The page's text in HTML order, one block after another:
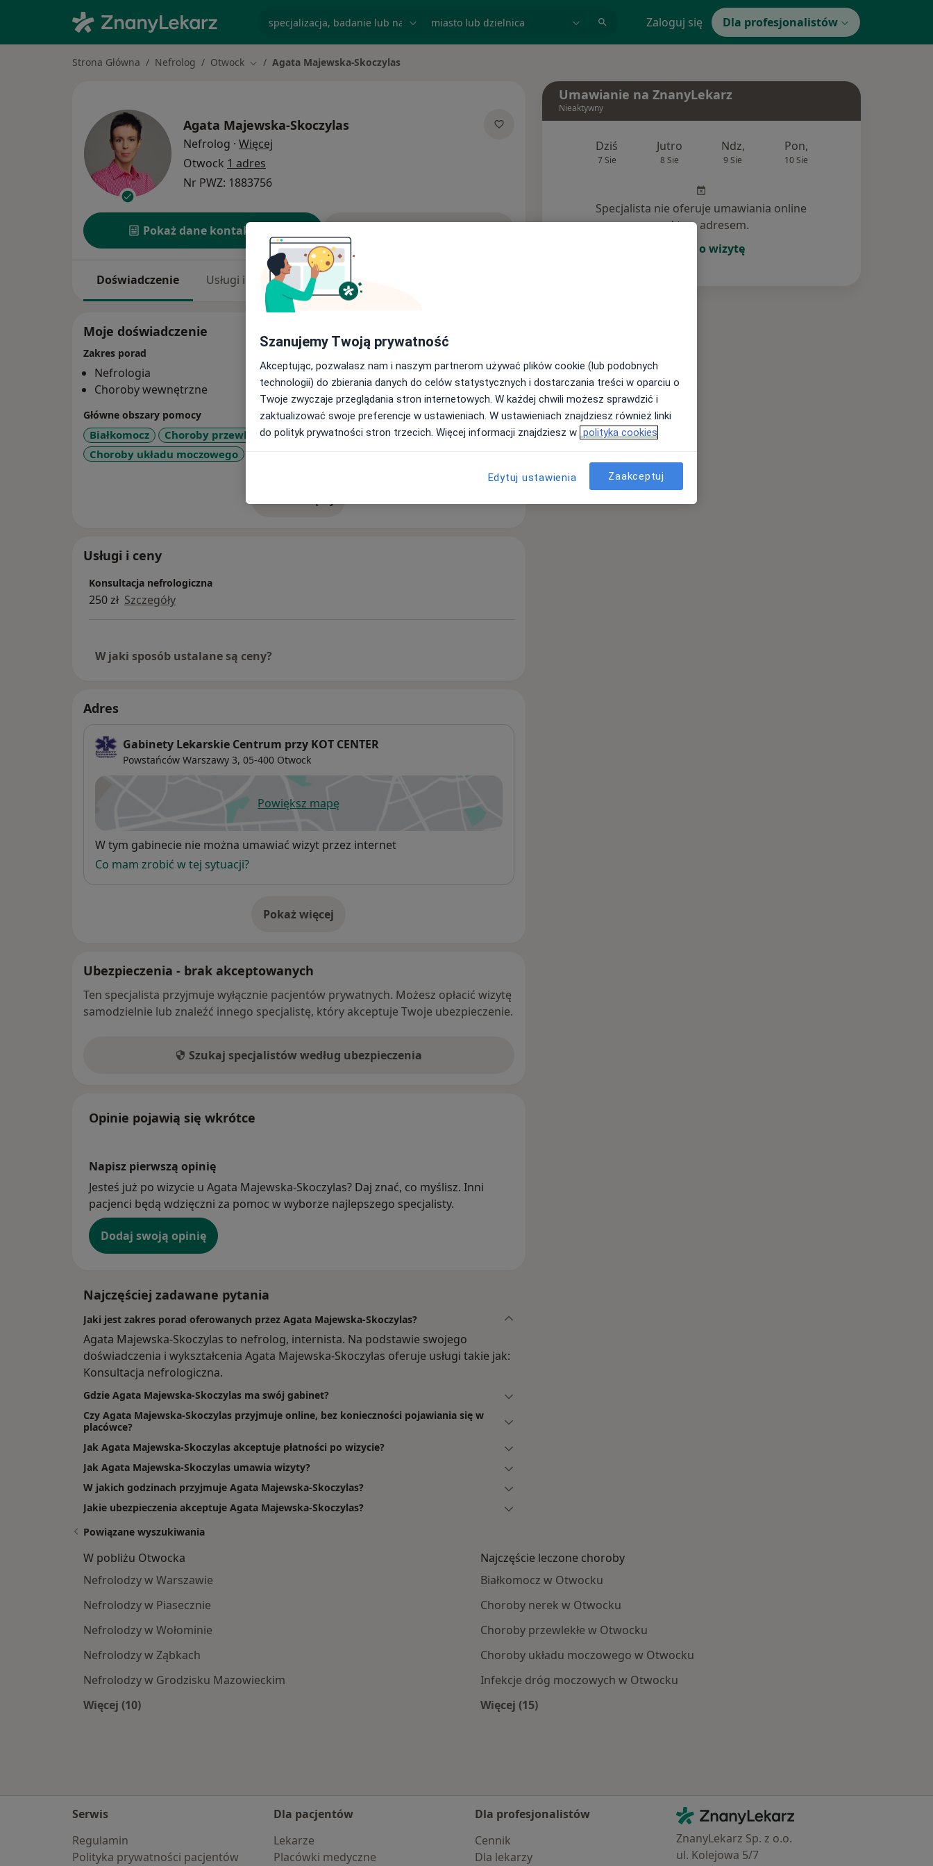
Zaloguj się Dla profesjonalistów
Strona Główna Nefrolog Otwock Zmień miasto
Agata Majewska-Skoczylas
Agata Majewska-Skoczylas
Nefrolog · Więcej
Otwock 1 adres
Nr PWZ: 1883756
Pokaż dane kontaktowe
Doświadczenie Usługi i ceny Adresy
Moje doświadczenie
Zakres porad
Nefrologia
Choroby wewnętrzne
Główne obszary pomocy
Białkomocz Choroby przewlekłe
Choroby nerek
Choroby układu moczowego
o doświadczeniu
Usługi i ceny
Konsultacja nefrologiczna
250 zł Szczegóły
W jaki sposób ustalane są ceny?
Adres
Gabinety Lekarskie Centrum przy KOT CENTER
Powstańców Warszawy 3, 05-400 Otwock
Powiększ mapęotwiera się w nowej karcie
Dostępność
W tym gabinecie nie można umawiać wizyt przez internet
Co mam zrobić w tej sytuacji?
Pokaż więcej
o adresie
Ubezpieczenia - brak akceptowanych
Ten specjalista przyjmuje wyłącznie pacjentów prywatnych. Możesz opłacić wizytę
samodzielnie lub znaleźć innego specjalistę, który akceptuje Twoje ubezpieczenie.
Szukaj specjalistów według ubezpieczenia
Opinie pojawią się wkrótce
Napisz pierwszą opinię
Jesteś już po wizycie u Agata Majewska-Skoczylas? Daj znać, co myślisz. Inni
pacjenci będą wdzięczni za pomoc w wyborze najlepszego specjalisty.
Dodaj swoją opinię
Najczęściej zadawane pytania
Jaki jest zakres porad oferowanych przez Agata Majewska-Skoczylas?
Agata Majewska-Skoczylas to nefrolog, internista. Na podstawie swojego
doświadczenia i wykształcenia Agata Majewska-Skoczylas oferuje usługi takie jak:
Konsultacja nefrologiczna.
Gdzie Agata Majewska-Skoczylas ma swój gabinet?
Czy Agata Majewska-Skoczylas przyjmuje online, bez konieczności pojawiania się w
placówce?
Jak Agata Majewska-Skoczylas akceptuje płatności po wizycie?
Jak Agata Majewska-Skoczylas umawia wizyty?
W jakich godzinach przyjmuje Agata Majewska-Skoczylas?
Jakie ubezpieczenia akceptuje Agata Majewska-Skoczylas?
Umawianie na ZnanyLekarz
Nieaktywny
Dziś
7 Sie
Jutro
8 Sie
Ndz,
9 Sie
Pon,
10 Sie
Specjalista nie oferuje umawiania online
pod tym adresem.
Poproś o wizytę
Powiązane wyszukiwania
W pobliżu Otwocka
Nefrolodzy w Warszawie
Nefrolodzy w Piasecznie
Nefrolodzy w Wołominie
Nefrolodzy w Ząbkach
Nefrolodzy w Grodzisku Mazowieckim
Więcej (10)
Najczęście leczone choroby
Białkomocz w Otwocku
Choroby nerek w Otwocku
Choroby przewlekłe w Otwocku
Choroby układu moczowego w Otwocku
Infekcje dróg moczowych w Otwocku
Więcej (15)
Serwis
Regulamin
Polityka prywatności pacjentów
Dla pacjentów
Lekarze
Placówki medyczne
Dla profesjonalistów
Cennik
Dla lekarzy
Kontakt
ZnanyLekarz - Strona główna
ZnanyLekarz Sp. z o.o.
ul. Kolejowa 5/7
Szanujemy Twoją prywatność
Akceptując, pozwalasz nam i naszym partnerom używać plików cookie (lub podobnych
technologii) do zbierania danych do celów statystycznych i dostarczania treści w oparciu o
Twoje zwyczaje przeglądania stron internetowych. W każdej chwili możesz sprawdzić i
zaktualizować swoje preferencje w ustawieniach. W ustawieniach znajdziesz również linki
do polityk prywatności stron trzecich. Więcej informacji znajdziesz w polityka cookies
Edytuj ustawienia Zaakceptuj